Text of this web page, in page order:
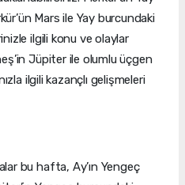
Mars ile Yay burcundaki
ilgili konu ve olaylar
Jüpiter ile olumlu üçgen
ilgili kazançlı gelişmeleri
bu hafta, Ay’ın Yengeç